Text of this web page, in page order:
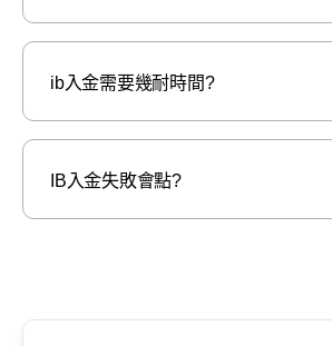
ib入金需要幾耐時間?
IB入金失敗會點?